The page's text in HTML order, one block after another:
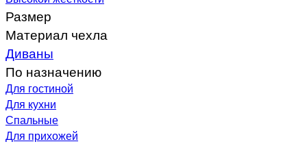
Размер
Материал чехла
Диваны
По назначению
Для гостиной
Для кухни
Спальные
Для прихожей